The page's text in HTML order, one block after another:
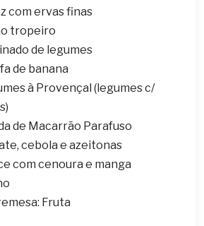
com ervas finas
tropeiro
de legumes
de banana
à Provençal (legumes c/
de Macarrão Parafuso
cebola e azeitonas
com cenoura e manga
Fruta